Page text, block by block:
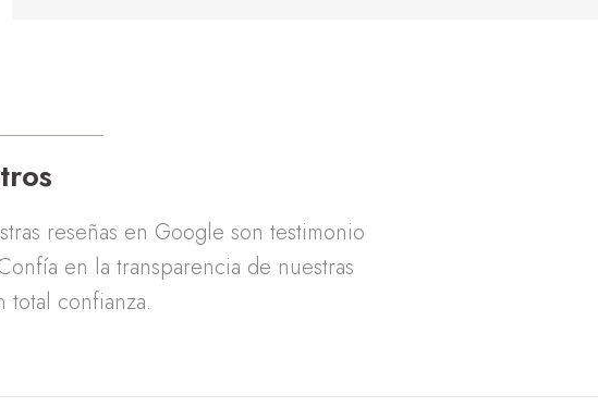
reseñas en Google son testimonio
en la transparencia de nuestras
confianza.